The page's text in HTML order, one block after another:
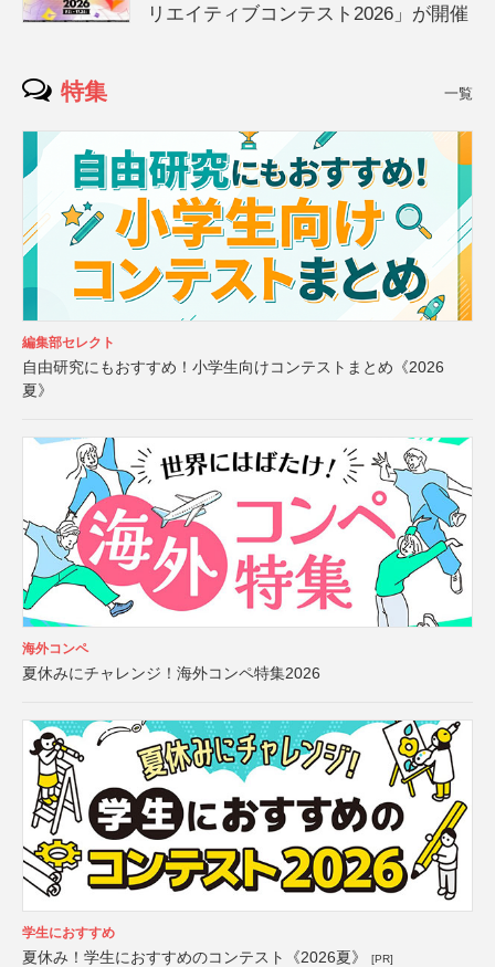
リエイティブコンテスト2026」が開催
特集 一覧
編集部セレクト
自由研究にもおすすめ！小学生向けコンテストまとめ《2026
夏》
海外コンペ
夏休みにチャレンジ！海外コンペ特集2026
学生におすすめ
夏休み！学生におすすめのコンテスト《2026夏》 [PR]